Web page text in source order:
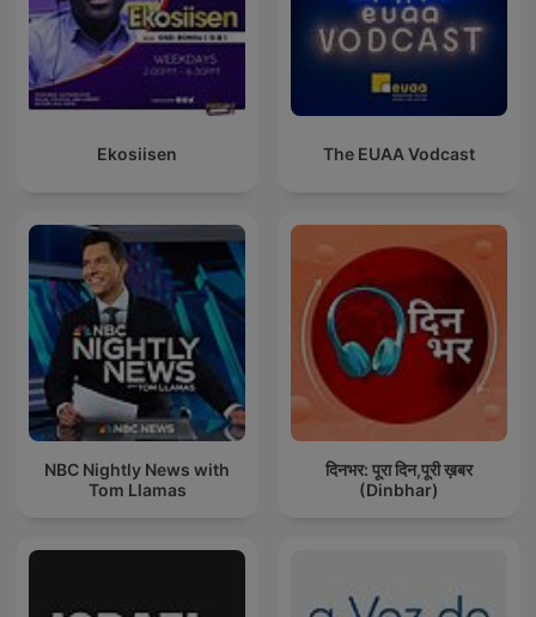
Ekosiisen The EUAA Vodcast
NBC Nightly News with
Tom Llamas
दिनभर: पूरा दिन,पूरी ख़बर
(Dinbhar)